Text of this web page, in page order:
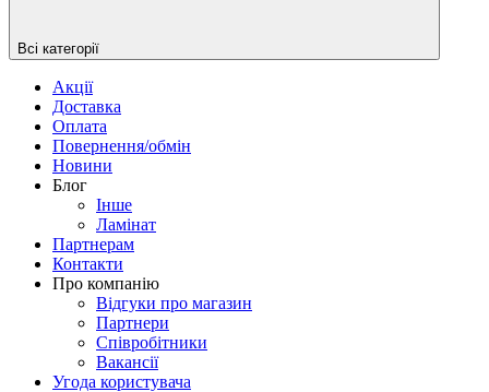
Всі категорії
Акції
Доставка
Оплата
Повернення/обмін
Новини
Блог
Iнше
Ламінат
Партнерам
Контакти
Про компанію
Відгуки про магазин
Партнери
Співробітники
Вакансії
Угода користувача